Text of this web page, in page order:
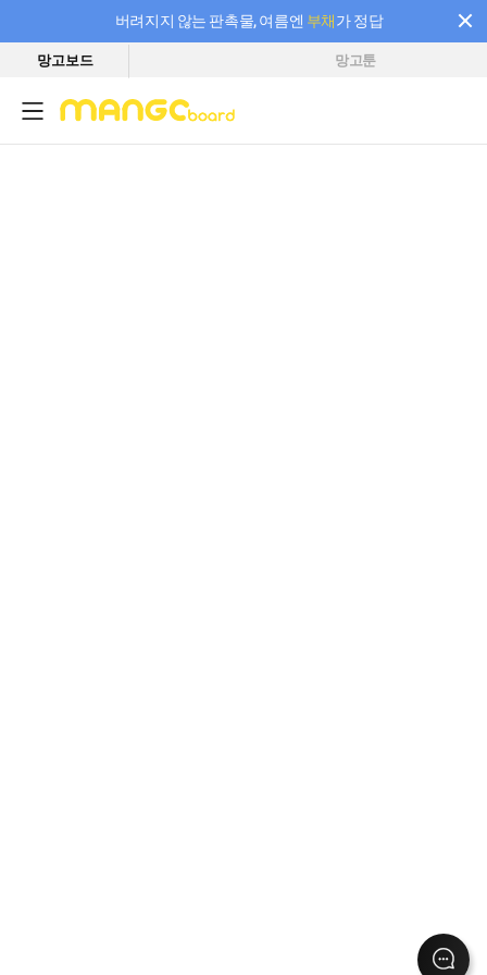
버려지지 않는 판촉물, 여름엔 부채가 정답
필요한 만큼 충전하고 끊김 없이 작업하세요! 새로워진 AI 부스터 요금제
망고보드 망고툰